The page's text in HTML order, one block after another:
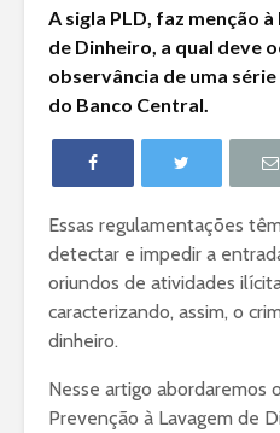
A sigla PLD, faz menção
de Dinheiro, a qual deve
observância de uma
do Banco Central.
Essas regulamentações
detectar e impedir a
oriundos de atividades
caracterizando, assim, o
dinheiro.
Nesse artigo abordaremos
Prevenção à Lavagem de